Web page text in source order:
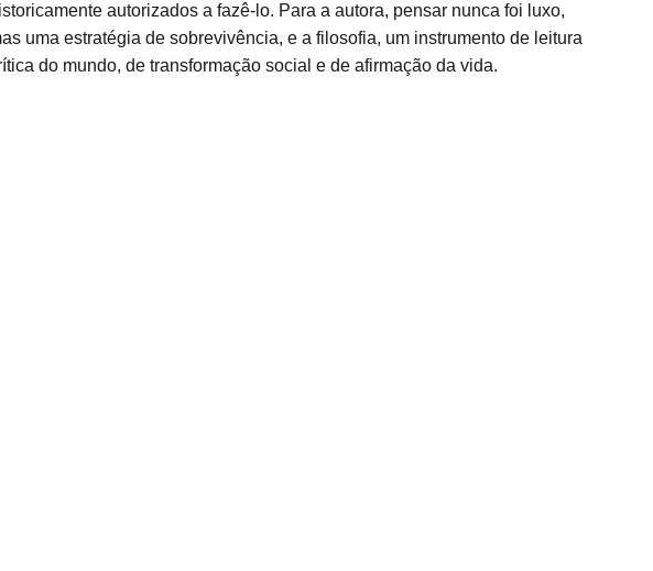
autorizados a fazê-lo. Para a autora, pensar nunca foi luxo,
uma estratégia de sobrevivência, e a filosofia, um instrumento de leitura
do mundo, de transformação social e de afirmação da vida.